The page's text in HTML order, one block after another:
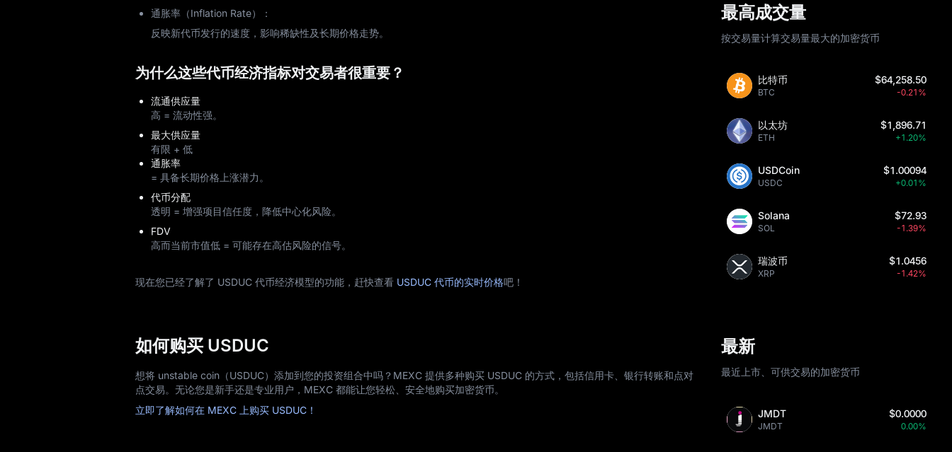
通胀率（Inflation Rate）：
反映新代币发行的速度，影响稀缺性及长期价格走势。
为什么这些代币经济指标对交易者很重要？
流通供应量
高 = 流动性强。
最大供应量
有限 + 低
通胀率
= 具备长期价格上涨潜力。
代币分配
透明 = 增强项目信任度，降低中心化风险。
FDV
高而当前市值低 = 可能存在高估风险的信号。
现在您已经了解了 USDUC 代币经济模型的功能，赶快查看 USDUC 代币的实时价格吧！
如何购买 USDUC
想将 unstable coin（USDUC）添加到您的投资组合中吗？MEXC 提供多种购买 USDUC 的方式，包括信用卡、银行转账和点对
点交易。无论您是新手还是专业用户，MEXC 都能让您轻松、安全地购买加密货币。
立即了解如何在 MEXC 上购买 USDUC！
最高成交量
按交易量计算交易量最大的加密货币
比特币
BTC
$64,258.50
-0.21%
以太坊
ETH
$1,896.71
+1.20%
USDCoin
USDC
$1.00094
+0.01%
Solana
SOL
$72.93
-1.39%
瑞波币
XRP
$1.0456
-1.42%
最新
最近上市、可供交易的加密货币
JMDT
JMDT
$0.0000
0.00%